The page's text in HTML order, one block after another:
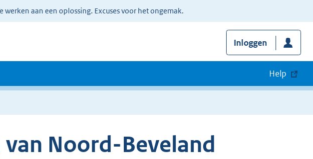
aan een oplossing. Excuses voor het ongemak.
Inloggen
Help
Noord-Beveland